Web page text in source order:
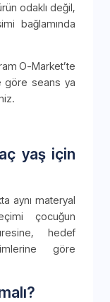
odaklı değil,
bağlamında
O-Market’te
göre seans ya
yaş için
aynı materyal
çocuğun
hedef
göre